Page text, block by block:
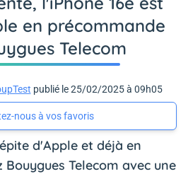
en précommande
Telecom
publié le 25/02/2025 à 09h05
nous à vos favoris
d'Apple et déjà en
Telecom avec une